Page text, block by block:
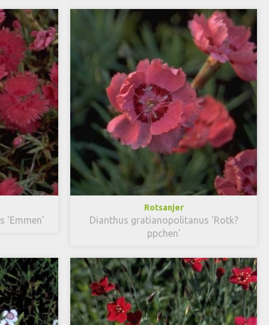
'Emmen'
Rotsanjer
Dianthus gratianopolitanus 'Rotk?
ppchen'